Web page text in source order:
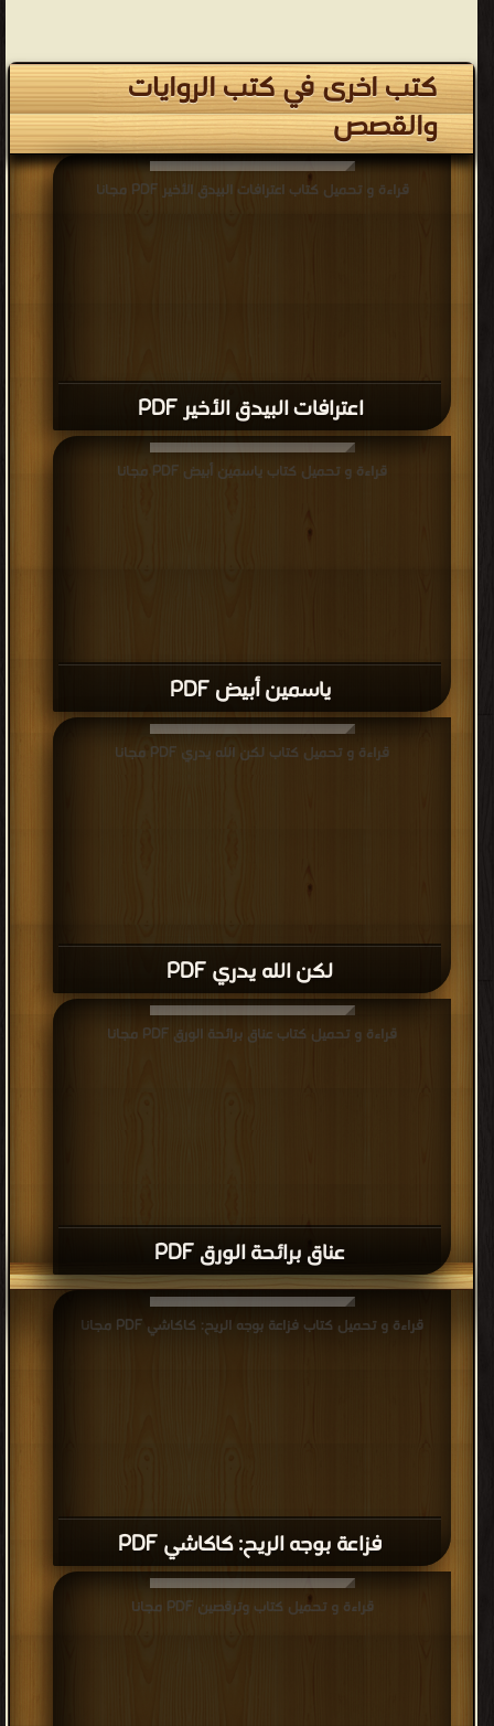
كتب اخرى في كتب الروايات
والقصص
اعترافات البيدق الأخير PDF
قراءة و تحميل كتاب اعترافات البيدق الأخير PDF مجانا
ياسمين أبيض PDF
قراءة و تحميل كتاب ياسمين أبيض PDF مجانا
لكن الله يدري PDF
قراءة و تحميل كتاب لكن الله يدري PDF مجانا
عناق برائحة الورق PDF
قراءة و تحميل كتاب عناق برائحة الورق PDF مجانا
فزاعة بوجه الريح: كاكاشي PDF
قراءة و تحميل كتاب فزاعة بوجه الريح: كاكاشي PDF مجانا
قراءة و تحميل كتاب وترقصين PDF مجانا